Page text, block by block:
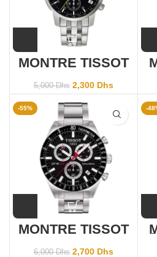
MONTRE TISSOT
PRC200
T17158652
5,000Dhs 2,300 Dhs
-55%
MONTRE TISSOT
PRS516
T0444172105100
6,000Dhs 2,700 Dhs
-